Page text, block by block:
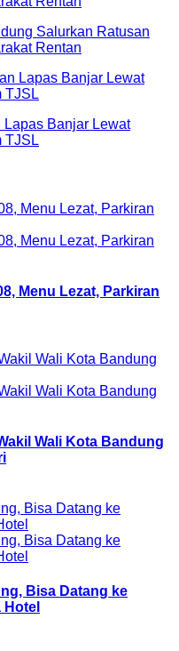
Salurkan Ratusan
Rentan
Lapas Banjar Lewat
TJSL
Menu Lezat, Parkiran
Wali Kota Bandung
Bisa Datang ke